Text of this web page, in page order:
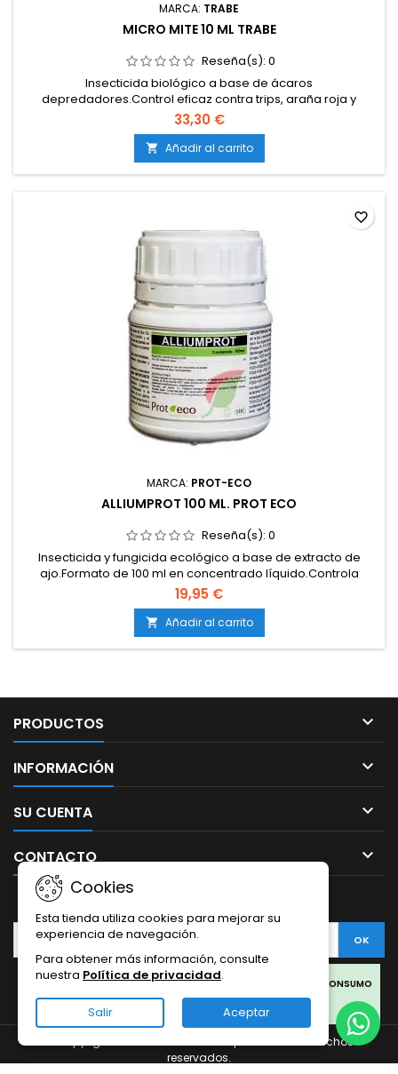
MARCA: TRABE
MICRO MITE 10 ML TRABE
Reseña(s): 0
Insecticida biológico a base de ácaros
depredadores.Control eficaz contra trips, araña roja y
mosca blanca.Producto 100 % natural y autorizado para
agricultura ecológica.Acción preventiva y curativa, de larga
duración.Seguro para plantas, animales y seres
humanos.Compatible con otros métodos de control
integrado.Presentación en sobres...
33,30 €
 Añadir al carrito
MARCA: PROT-ECO
ALLIUMPROT 100 ML. PROT ECO
Reseña(s): 0
Insecticida y fungicida ecológico a base de extracto de
ajo.Formato de 100 ml en concentrado líquido.Controla
pulgones, trips, mosca blanca, orugas, cochinillas y
ácaros.Eficaz contra hongos como mildiu, oídio, botritis y
alternaria.Acción repelente, preventiva y correctiva.Producto
autorizado para agricultura ecológica.Compatible con...
19,95 €
 Añadir al carrito
favorite_border
PRODUCTOS 
INFORMACIÓN 
SU CUENTA 
CONTACTO 
Cookies
Esta tienda utiliza cookies para mejorar su
experiencia de navegación.
Para obtener más información, consulte
nuestra Política de privacidad.
Salir Aceptar
Facebook
Twitter
Rss LinkedIn
LOS PRODUCTOS SON SOLO PARA COLECCIONISMO Y NO PARA CONSUMO
LOS PRODUCTOS DE CBD OFERTADOS EN ESTA WEB PROVIENEN DEL
CÁÑAMO.
© Copyright 2026 Sativa Grow Shop. Todos los derechos
reservados.